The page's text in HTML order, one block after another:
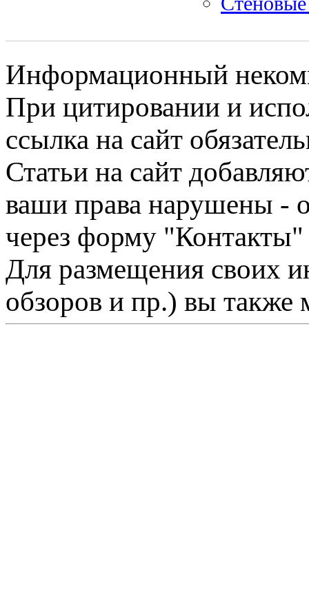
Информационный
При цитировании и
ссылка на сайт
Статьи на сайт
ваши права нарушены -
через форму "Контакты"
Для размещения своих
обзоров и пр.) вы также